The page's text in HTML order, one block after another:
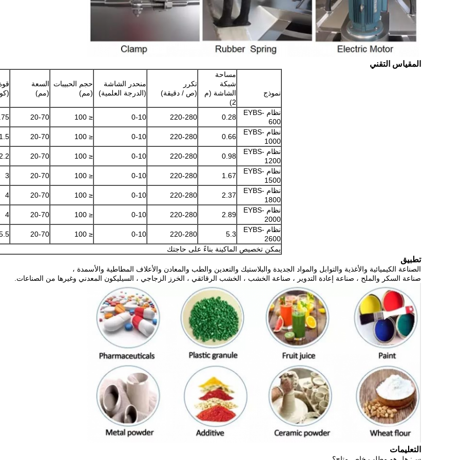
المقياس التقني
نموذج
مساحة
شبكة
الشاشة (م
2)
تكرر
(ص / دقيقة)
منحدر الشاشة
(الدرجة العلمية)
حجم الحبيبات
(مم)
السعة
(مم)
نظام EYBS-
600
0.28
220-280
0-10
≤ 100
20-70
نظام EYBS-
1000
0.66
220-280
0-10
≤ 100
20-70
نظام EYBS-
1200
0.98
220-280
0-10
≤ 100
20-70
نظام EYBS-
1500
1.67
220-280
0-10
≤ 100
20-70
3
نظام EYBS-
1800
2.37
220-280
0-10
≤ 100
20-70
4
نظام EYBS-
2000
2.89
220-280
0-10
≤ 100
20-70
4
نظام EYBS-
2600
5.3
220-280
0-10
≤ 100
20-70
يمكن تخصيص الماكينة بناءً على حاجتك
تطبيق
الصناعة الكيميائية والأغذية والتوابل والمواد الجديدة والبلاستيك والتعدين والطب والمعادن والأعلاف المطاطية والأسمدة ،
صناعة السكر والملح ، صناعة إعادة التدوير ، صناعة الخشب ، الخشب الرقائقي ، الخرز الزجاجي ، السيليكون المعدني وغيرها من الصناعات.
التعليمات